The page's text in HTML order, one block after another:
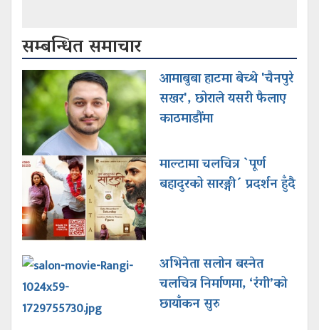
सम्बन्धित समाचार
आमाबुबा हाटमा बेच्थे 'चैनपुरे
सखर', छोराले यसरी फैलाए
काठमाडौंमा
माल्टामा चलचित्र `पूर्ण
बहादुरको सारङ्गी´ प्रदर्शन हुँदै
अभिनेता सलोन बस्नेत
चलचित्र निर्माणमा, ‘रंगी’को
छायाँकन सुरु